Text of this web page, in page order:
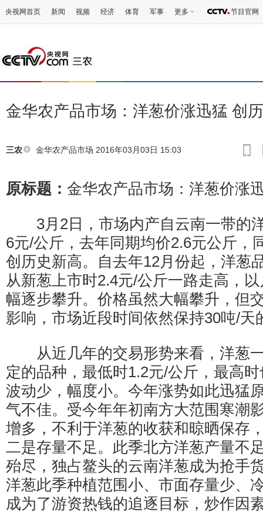
央视网首页 新闻 视频 经济 体育 军事 更多 节目官网
金华农产品市场：洋葱价涨迅猛 创
三农 金华农产品市场 2016年03月03日 15:03
原标题： 金华农产品市场：洋葱价涨
3月2日，市场内产自云南一带的
6元/公斤，去年同期均价2.6元公斤，
创历史新高。自去年12月份起，洋葱
从新葱上市时2.4元/公斤一路走高，
幅逐步攀升。价格虽然大幅攀升，但
影响，市场近段时间依然保持30吨/天
从近几年的交易形势来看，洋葱
定的品种，最低时1.2元/公斤，最高
波动少，幅度小。今年涨势如此迅猛
气不佳。受今年年初南方大范围寒潮
增多，不利于洋葱的收获和晾晒保存
二是存量不足。此季北方洋葱产量不
殆尽，独占鳌头的云南洋葱成为抢手
洋葱此季种植范围小、市面存量少、
成为了游资热钱的追逐目标，炒作因